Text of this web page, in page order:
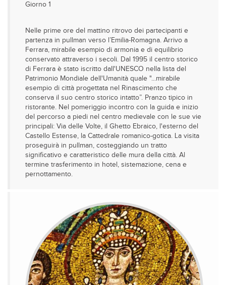
Giorno 1
Nelle prime ore del mattino ritrovo dei partecipanti e
partenza in pullman verso l’Emilia-Romagna. Arrivo a
Ferrara, mirabile esempio di armonia e di equilibrio
conservato attraverso i secoli. Dal 1995 il centro storico
di Ferrara è stato iscritto dall'UNESCO nella lista del
Patrimonio Mondiale dell'Umanità quale "...mirabile
esempio di città progettata nel Rinascimento che
conserva il suo centro storico intatto”. Pranzo tipico in
ristorante. Nel pomeriggio incontro con la guida e inizio
del percorso a piedi nel centro medievale con le sue vie
principali: Via delle Volte, il Ghetto Ebraico, l'esterno del
Castello Estense, la Cattedrale romanico-gotica. La visita
proseguirà in pullman, costeggiando un tratto
significativo e caratteristico delle mura della città. Al
termine trasferimento in hotel, sistemazione, cena e
pernottamento.